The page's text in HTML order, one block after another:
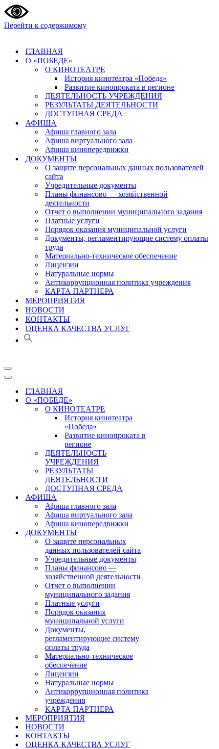
Перейти к содержимому
ГЛАВНАЯ
О «ПОБЕДЕ»
О КИНОТЕАТРЕ
История кинотеатра «Победа»
Развитие кинопроката в регионе
ДЕЯТЕЛЬНОСТЬ УЧРЕЖДЕНИЯ
РЕЗУЛЬТАТЫ ДЕЯТЕЛЬНОСТИ
ДОСТУПНАЯ СРЕДА
АФИША
Афиша главного зала
Афиша виртуального зала
Афиша кинопередвижки
ДОКУМЕНТЫ
О защите персональных данных пользователей
сайта
Учредительные документы
Планы финансово — хозяйственной
деятельности
Отчет о выполнении муниципального задания
Платные услуги
Порядок оказания муниципальной услуги
Документы, регламентирующие систему оплаты
труда
Материально-техническое обеспечение
Лицензии
Натуральные нормы
Антикоррупционная политика учреждения
КАРТА ПАРТНЕРА
МЕРОПРИЯТИЯ
НОВОСТИ
КОНТАКТЫ
ОЦЕНКА КАЧЕСТВА УСЛУГ
Меню
навигации
Меню
навигацииГЛАВНАЯ
О «ПОБЕДЕ»
О КИНОТЕАТРЕ
История кинотеатра
«Победа»
Развитие кинопроката в
регионе
ДЕЯТЕЛЬНОСТЬ
УЧРЕЖДЕНИЯ
РЕЗУЛЬТАТЫ
ДЕЯТЕЛЬНОСТИ
ДОСТУПНАЯ СРЕДА
АФИША
Афиша главного зала
Афиша виртуального зала
Афиша кинопередвижки
ДОКУМЕНТЫ
О защите персональных
данных пользователей сайта
Учредительные документы
Планы финансово —
хозяйственной деятельности
Отчет о выполнении
муниципального задания
Платные услуги
Порядок оказания
муниципальной услуги
Документы,
регламентирующие систему
оплаты труда
Материально-техническое
обеспечение
Лицензии
Натуральные нормы
Антикоррупционная политика
учреждения
КАРТА ПАРТНЕРА
МЕРОПРИЯТИЯ
НОВОСТИ
КОНТАКТЫ
ОЦЕНКА КАЧЕСТВА УСЛУГ